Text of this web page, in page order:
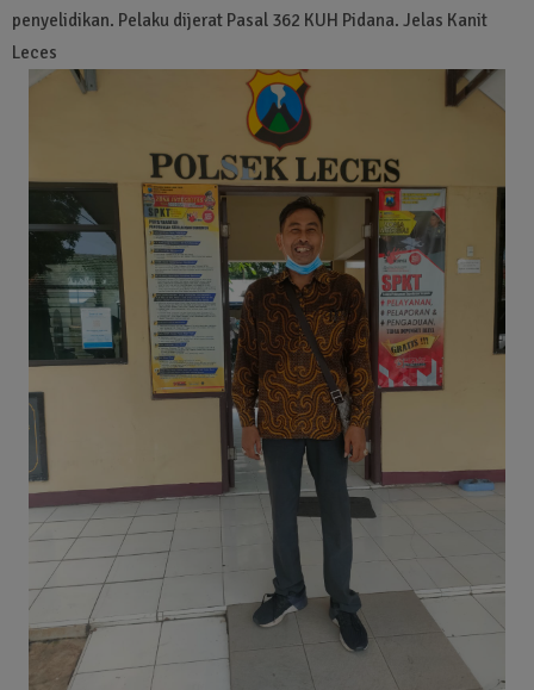
penyelidikan. Pelaku dijerat Pasal 362 KUH Pidana. Jelas Kanit
Leces